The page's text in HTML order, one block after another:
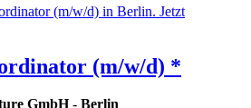
(m/w/d) *
GmbH- Berlin